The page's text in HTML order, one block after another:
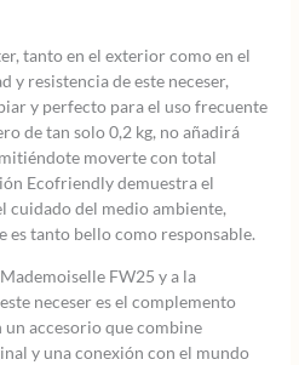
tanto en el exterior como en el
y resistencia de este neceser,
y perfecto para el uso frecuente
de tan solo 0,2 kg, no añadirá
moverte con total
Ecofriendly demuestra el
cuidado del medio ambiente,
tanto bello como responsable.
FW25 y a la
neceser es el complemento
accesorio que combine
y una conexión con el mundo